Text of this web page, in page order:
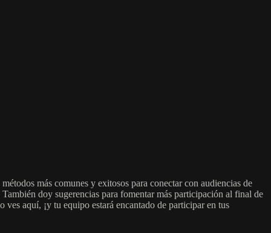
más comunes y exitosos para conectar con audiencias de
doy sugerencias para fomentar más participación al final de
aquí, ¡y tu equipo estará encantado de participar en tus